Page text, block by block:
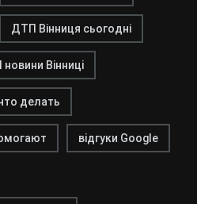
ДТП Вінниця сьогодні
Вінниці
делать
відгуки Google